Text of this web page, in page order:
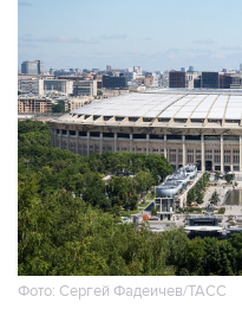
Фото: Сергей Фадеичев/ТАСС